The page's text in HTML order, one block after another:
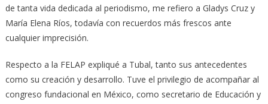
de tanta vida dedicada al periodismo, me refiero a Gladys Cruz y
María Elena Ríos, todavía con recuerdos más frescos ante
cualquier imprecisión.
Respecto a la FELAP expliqué a Tubal, tanto sus antecedentes
como su creación y desarrollo. Tuve el privilegio de acompañar al
congreso fundacional en México, como secretario de Educación y